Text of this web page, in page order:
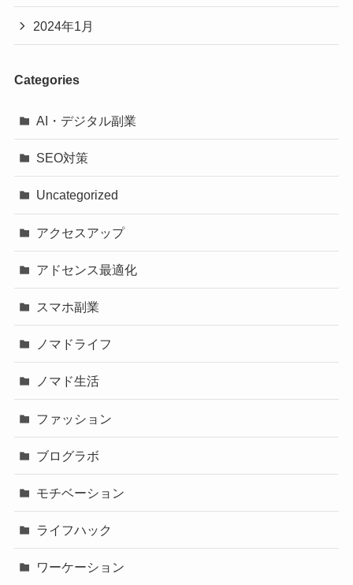
2024年1月
Categories
AI・デジタル副業
SEO対策
Uncategorized
アクセスアップ
アドセンス最適化
スマホ副業
ノマドライフ
ノマド生活
ファッション
ブログラボ
モチベーション
ライフハック
ワーケーション